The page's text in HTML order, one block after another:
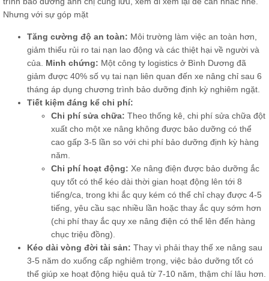
Nhưng với sự góp mặt
Tăng cường độ an toàn: Môi trường làm việc an toàn hơn,
giảm thiểu rủi ro tai nạn lao động và các thiệt hại về người và
của. Minh chứng: Một công ty logistics ở Bình Dương đã
giảm được 40% số vụ tai nạn liên quan đến xe nâng chỉ sau 6
tháng áp dụng chương trình bảo dưỡng định kỳ nghiêm ngặt.
Tiết kiệm đáng kể chi phí:
Chi phí sửa chữa: Theo thống kê, chi phí sửa chữa đột
xuất cho một xe nâng không được bảo dưỡng có thể
cao gấp 3-5 lần so với chi phí bảo dưỡng định kỳ hàng
năm.
Chi phí hoạt động: Xe nâng điện được bảo dưỡng ắc
quy tốt có thể kéo dài thời gian hoạt động lên tới 8
tiếng/ca, trong khi ắc quy kém có thể chỉ chạy được 4-5
tiếng, yêu cầu sạc nhiều lần hoặc thay ắc quy sớm hơn
(chi phí thay ắc quy xe nâng điện có thể lên đến hàng
chục triệu đồng).
Kéo dài vòng đời tài sản: Thay vì phải thay thế xe nâng sau
3-5 năm do xuống cấp nghiêm trọng, việc bảo dưỡng tốt có
thể giúp xe hoạt động hiệu quả từ 7-10 năm, thậm chí lâu hơn.